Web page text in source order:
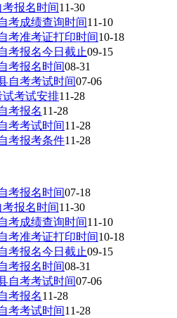
考报名时间11-30
考成绩查询时间11-10
考准考证打印时间10-18
考报名今日截止09-15
考报名时间08-31
自考考试时间07-06
试考试安排11-28
考报名11-28
考考试时间11-28
考报考条件11-28
考报名时间07-18
考报名时间11-30
考成绩查询时间11-10
考准考证打印时间10-18
考报名今日截止09-15
考报名时间08-31
自考考试时间07-06
考报名11-28
考考试时间11-28